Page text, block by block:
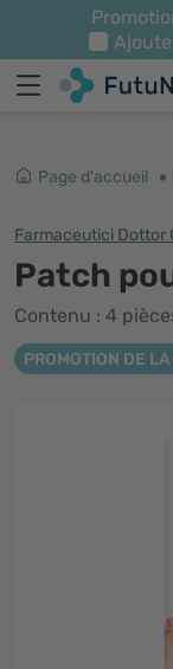
Page d'accueil
Farmaceutici Dottor
Patch
Contenu : 4
PROMOTION DE